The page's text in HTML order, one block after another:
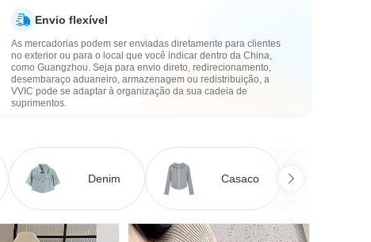
Envio flexível
As mercadorias podem ser enviadas diretamente para clientes
no exterior ou para o local que você indicar dentro da China,
como Guangzhou. Seja para envio direto, redirecionamento,
desembaraço aduaneiro, armazenagem ou redistribuição, a
VVIC pode se adaptar à organização da sua cadeia de
suprimentos.
Denim Casaco